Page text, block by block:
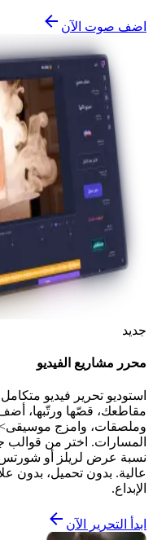
اضف صوت الآن
جديد
محرر مشاريع الفيديو
استوديو تحرير فيديو
مقاطعك، قصّها ورتّبها،
وملصقات، وامزج موسيقى>
المسارات. اختر من
نسبة عرض لريلز أو شورتس
عالية. بدون تحميل، بدون
الإبداع.
ابدأ التحرير الآن